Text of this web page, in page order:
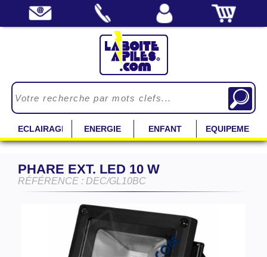
ECLAIRAGE ENERGIE ENFANT EQUIPEMENT
PHARE EXT. LED 10 W
RÉFÉRENCE : DEC/GL10BC